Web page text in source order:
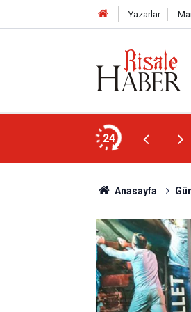
Yazarlar
24
mahvolmasını düşünmesi, insanın
Anasayfa